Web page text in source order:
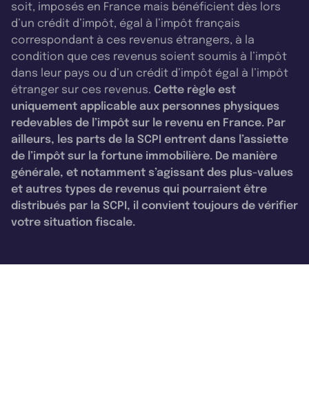
soit, imposés en France mais bénéficient dès lors
d’un crédit d’impôt, égal à l’impôt français
correspondant à ces revenus étrangers, à la
condition que ces revenus soient soumis à l’impôt
dans leur pays ou d’un crédit d’impôt égal à l’impôt
étranger sur ces revenus. Cette règle est
uniquement applicable aux personnes physiques
redevables de l’impôt sur le revenu en France. Par
ailleurs, les parts de la SCPI entrent dans l’assiette
de l’impôt sur la fortune immobilière. De manière
générale, et notamment s’agissant des plus-values
et autres types de revenus qui pourraient être
distribués par la SCPI, il convient toujours de vérifier
votre situation fiscale.